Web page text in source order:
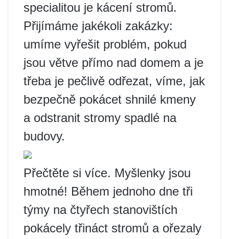
specialitou je kácení stromů.
Přijímáme jakékoli zakázky:
umíme vyřešit problém, pokud
jsou větve přímo nad domem a je
třeba je pečlivě odřezat, víme, jak
bezpečně pokácet shnilé kmeny
a odstranit stromy spadlé na
budovy.
Přečtěte si více. Myšlenky jsou
hmotné! Během jednoho dne tři
týmy na čtyřech stanovištích
pokácely třináct stromů a ořezaly